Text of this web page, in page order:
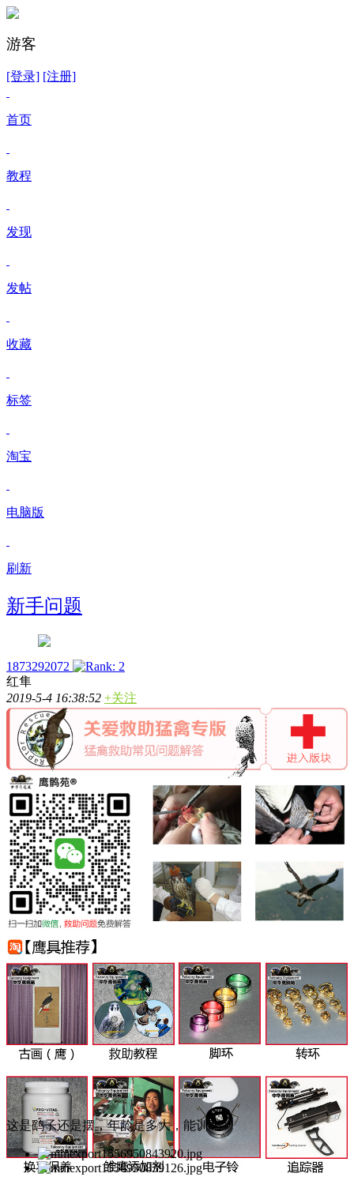
游客
[登录] [注册]
首页
教程
发现
发帖
收藏
标签
淘宝
电脑版
刷新
新手问题
1873292072
红隼
2019-5-4 16:38:52 +关注
这是鹞子还是摆，年龄是多大，能训吗